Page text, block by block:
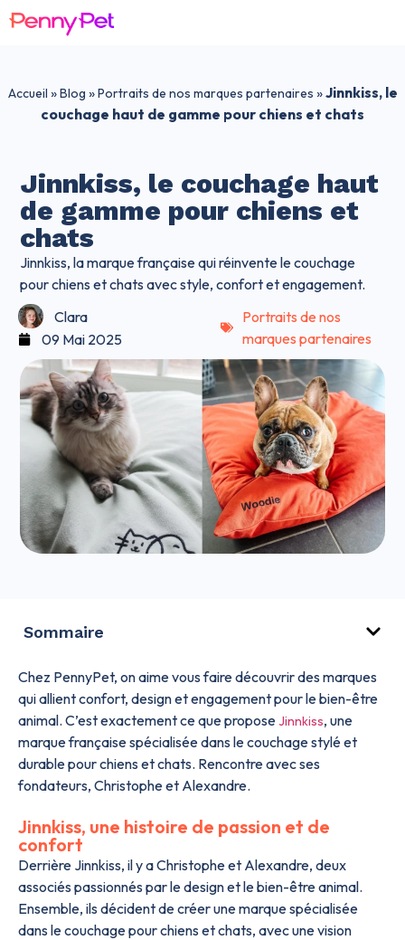
Accueil »Blog »Portraits de nos marques partenaires »Jinnkiss, le
couchage haut de gamme pour chiens et chats
Jinnkiss, le couchage haut
de gamme pour chiens et
chats
Jinnkiss, la marque française qui réinvente le couchage
pour chiens et chats avec style, confort et engagement.
Clara
09 Mai 2025
Portraits de nos
marques partenaires
Sommaire
Chez PennyPet, on aime vous faire découvrir des marques
qui allient confort, design et engagement pour le bien-être
animal. C’est exactement ce que proposeJinnkiss, une
marque française spécialisée dans le couchage stylé et
durable pour chiens et chats. Rencontre avec ses
fondateurs, Christophe et Alexandre.
Jinnkiss, une histoire de passion et de
confort
Derrière Jinnkiss, il y a Christophe et Alexandre, deux
associés passionnés par le design et le bien-être animal.
Ensemble, ils décident de créer une marque spécialisée
dans le couchage pour chiens et chats, avec une vision